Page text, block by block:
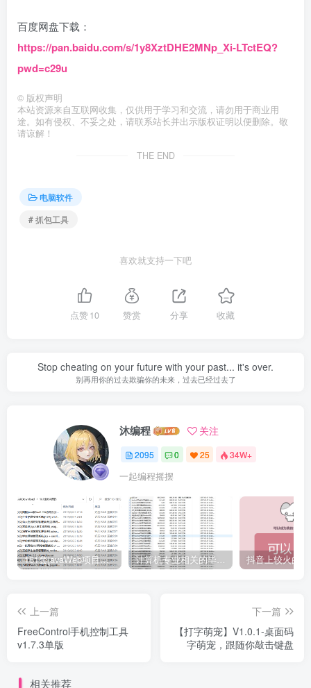
百度网盘下载：
https://pan.baidu.com/s/1y8XztDHE2MNp_Xi-LTctEQ?
pwd=c29u
© 版权声明
本站资源来自互联网收集，仅供用于学习和交流，请勿用于商业用
途。如有侵权、不妥之处，请联系站长并出示版权证明以便删除。敬
请谅解！
THE END
电脑软件
# 抓包工具
喜欢就支持一下吧
点赞10 赞赏 分享 收藏
Stop cheating on your future with your past... it's over.
别再用你的过去欺骗你的未来，过去已经过去了
沐编程 关注
2095 0 25 34W+
一起编程摇摆
161套javaWeb项目源码免费分享 计算机专业相关的毕业设计论文合集免费下载
上一篇
FreeControl手机控制工具
v1.7.3单版
下一篇
【打字萌宠】V1.0.1-桌面码
字萌宠，跟随你敲击键盘
相关推荐